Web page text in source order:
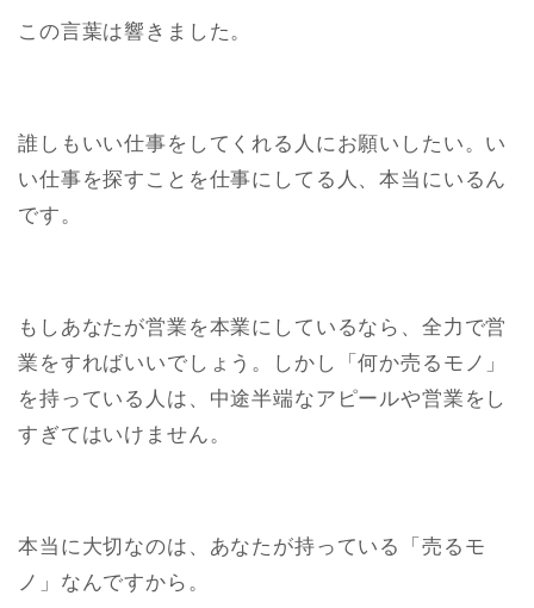
この言葉は響きました。
誰しもいい仕事をしてくれる人にお願いしたい。い
い仕事を探すことを仕事にしてる人、本当にいるん
です。
もしあなたが営業を本業にしているなら、全力で営
業をすればいいでしょう。しかし「何か売るモノ」
を持っている人は、中途半端なアピールや営業をし
すぎてはいけません。
本当に大切なのは、あなたが持っている「売るモ
ノ」なんですから。